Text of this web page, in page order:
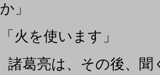
か」
「火を使います」
諸葛亮は、その後、